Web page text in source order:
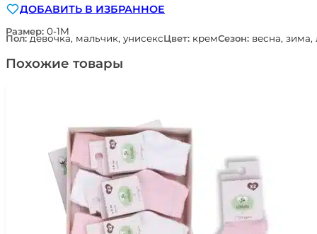
ДОБАВИТЬ В ИЗБРАННОЕ
Размер: 0-1М
Пол:девочка, мальчик, унисексЦвет: кремСезон: весна, зима,
Похожие товары